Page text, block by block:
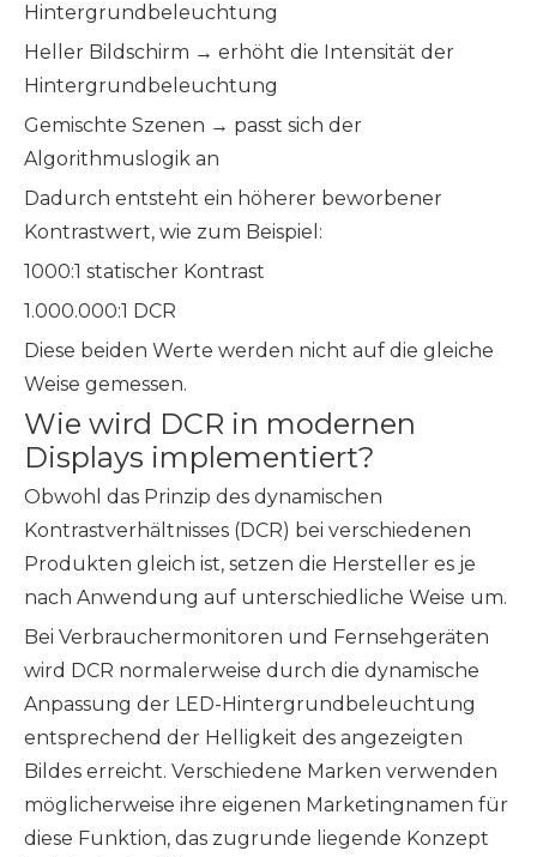
Hintergrundbeleuchtung
Heller Bildschirm → erhöht die Intensität der
Hintergrundbeleuchtung
Gemischte Szenen → passt sich der
Algorithmuslogik an
Dadurch entsteht ein höherer beworbener
Kontrastwert, wie zum Beispiel:
1000:1 statischer Kontrast
1.000.000:1 DCR
Diese beiden Werte werden nicht auf die gleiche
Weise gemessen.
Wie wird DCR in modernen
Displays implementiert?
Obwohl das Prinzip des dynamischen
Kontrastverhältnisses (DCR) bei verschiedenen
Produkten gleich ist, setzen die Hersteller es je
nach Anwendung auf unterschiedliche Weise um.
Bei Verbrauchermonitoren und Fernsehgeräten
wird DCR normalerweise durch die dynamische
Anpassung der LED-Hintergrundbeleuchtung
entsprechend der Helligkeit des angezeigten
Bildes erreicht. Verschiedene Marken verwenden
möglicherweise ihre eigenen Marketingnamen für
diese Funktion, das zugrunde liegende Konzept